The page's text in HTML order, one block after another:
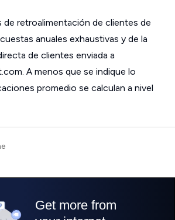
de retroalimentación de clientes de
anuales exhaustivas y de la
de clientes enviada a
A menos que se indique lo
promedio se calculan a nivel